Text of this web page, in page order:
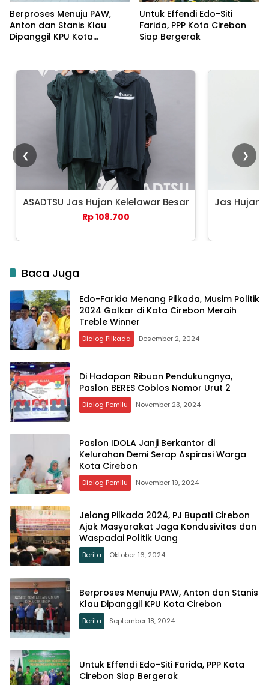
Berproses Menuju PAW,
Anton dan Stanis Klau
Dipanggil KPU Kota
Untuk Effendi Edo-Siti
Farida, PPP Kota Cirebon
Siap Bergerak
❮
ASADTSU Jas Hujan Kelelawar Besar
Rp 108.700
Jas Hujan
❯
Baca Juga
Edo-Farida Menang Pilkada, Musim Politik
2024 Golkar di Kota Cirebon Meraih
Treble Winner
Dialog Pilkada Desember 2, 2024
Di Hadapan Ribuan Pendukungnya,
Paslon BERES Coblos Nomor Urut 2
Dialog Pemilu November 23, 2024
Paslon IDOLA Janji Berkantor di
Kelurahan Demi Serap Aspirasi Warga
Kota Cirebon
Dialog Pemilu November 19, 2024
Jelang Pilkada 2024, PJ Bupati Cirebon
Ajak Masyarakat Jaga Kondusivitas dan
Waspadai Politik Uang
Berita Oktober 16, 2024
Berproses Menuju PAW, Anton dan Stanis
Klau Dipanggil KPU Kota Cirebon
Berita September 18, 2024
Untuk Effendi Edo-Siti Farida, PPP Kota
Cirebon Siap Bergerak